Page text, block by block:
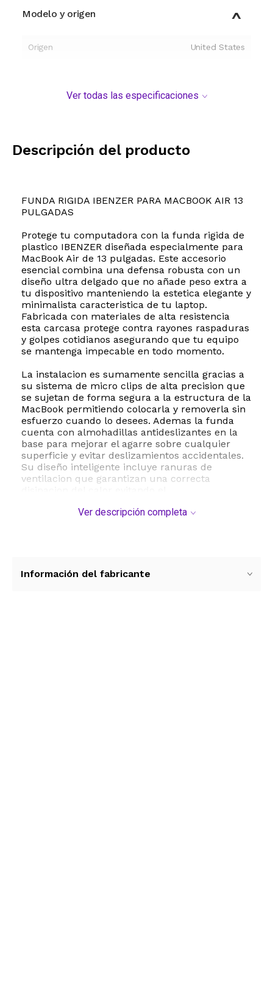
Modelo y origen
Origen United States
Ver todas las especificaciones
Descripción del producto
FUNDA RIGIDA IBENZER PARA MACBOOK AIR 13
PULGADAS
Protege tu computadora con la funda rigida de
plastico IBENZER diseñada especialmente para
MacBook Air de 13 pulgadas. Este accesorio
esencial combina una defensa robusta con un
diseño ultra delgado que no añade peso extra a
tu dispositivo manteniendo la estetica elegante y
minimalista caracteristica de tu laptop.
Fabricada con materiales de alta resistencia
esta carcasa protege contra rayones raspaduras
y golpes cotidianos asegurando que tu equipo
se mantenga impecable en todo momento.
La instalacion es sumamente sencilla gracias a
su sistema de micro clips de alta precision que
se sujetan de forma segura a la estructura de la
MacBook permitiendo colocarla y removerla sin
esfuerzo cuando lo desees. Ademas la funda
cuenta con almohadillas antideslizantes en la
base para mejorar el agarre sobre cualquier
superficie y evitar deslizamientos accidentales.
Su diseño inteligente incluye ranuras de
ventilacion que garantizan una correcta
de uso intenso.
Touch ID correspondientes a los numeros de
Ver descripción completa
Información del fabricante